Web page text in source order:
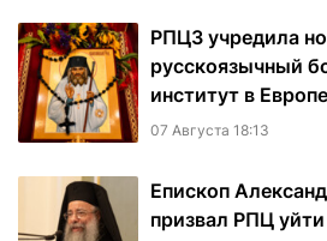
РПЦЗ учредила
русскоязычный
институт в Европе
07 Августа 18:13
Епископ
призвал РПЦ